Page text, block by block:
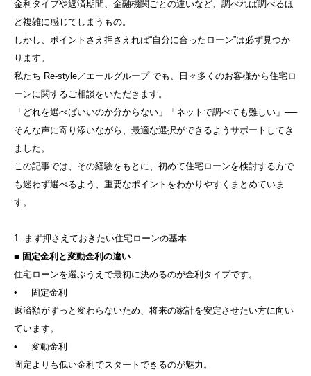
金利タイプや返済期間、金融機関ごとの違いなど、調べれば調べるほ
ど複雑に感じてしまうもの。
しかし、ポイントさえ押さえれば“自分に合ったローン”は必ず見つか
ります。
私たち Re-style／エールグループ でも、日々多くのお客様から住宅ロ
ーンに関するご相談をいただきます。
「どれを選べばいいのか分からない」「ネットで調べても難しい」──
そんな声に寄り添いながら、最適な選択ができるようサポートしてき
ました。
この記事では、その経験をもとに、初めて住宅ローンを検討する方で
も迷わず選べるよう、重要なポイントをわかりやすくまとめていま
す。
1. まず押さえておきたい住宅ローンの基本
■ 固定金利と変動金利の違い
住宅ローンを選ぶうえで最初に決めるのが金利タイプです。
• 固定金利
返済額がずっと変わらないため、将来の家計を安定させたい方に向い
ています。
• 変動金利
固定よりも低い金利でスタートできるのが魅力。